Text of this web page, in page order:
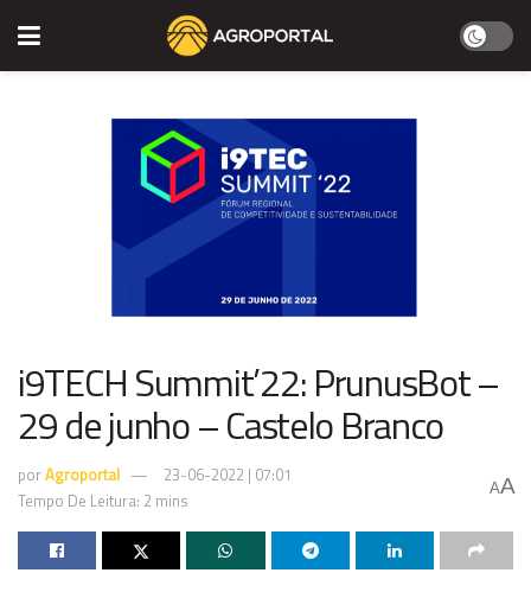
i9TECH Summit’22: PrunusBot –
29 de junho – Castelo Branco
porAgroportal
23-06-2022 | 07:01
Tempo De Leitura: 2 mins
AA